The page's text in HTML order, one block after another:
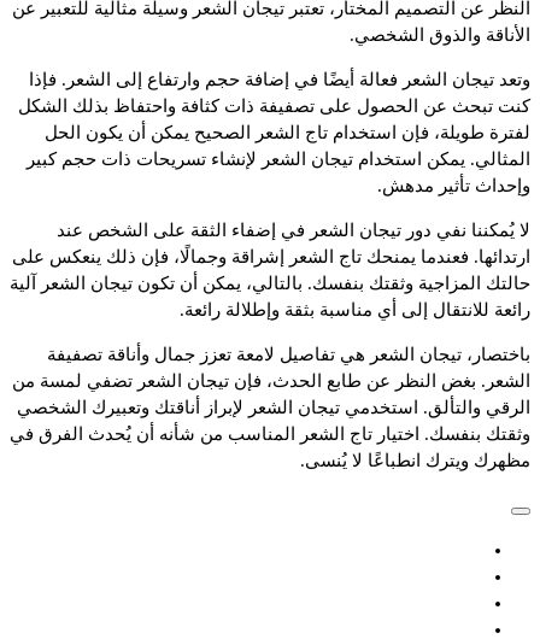
النظر عن التصميم المختار، تعتبر تيجان الشعر وسيلة مثالية للتعبير عن
الأناقة والذوق الشخصي.
وتعد تيجان الشعر فعالة أيضًا في إضافة حجم وارتفاع إلى الشعر. فإذا
كنت تبحث عن الحصول على تصفيفة ذات كثافة واحتفاظ بذلك الشكل
لفترة طويلة، فإن استخدام تاج الشعر الصحيح يمكن أن يكون الحل
المثالي. يمكن استخدام تيجان الشعر لإنشاء تسريحات ذات حجم كبير
وإحداث تأثير مدهش.
لا يُمكننا نفي دور تيجان الشعر في إضفاء الثقة على الشخص عند
ارتدائها. فعندما يمنحك تاج الشعر إشراقة وجمالًا، فإن ذلك ينعكس على
حالتك المزاجية وثقتك بنفسك. بالتالي، يمكن أن تكون تيجان الشعر آلية
رائعة للانتقال إلى أي مناسبة بثقة وإطلالة رائعة.
باختصار، تيجان الشعر هي تفاصيل لامعة تعزز جمال وأناقة تصفيفة
الشعر. بغض النظر عن طابع الحدث، فإن تيجان الشعر تضفي لمسة من
الرقي والتألق. استخدمي تيجان الشعر لإبراز أناقتك وتعبيرك الشخصي
وثقتك بنفسك. اختيار تاج الشعر المناسب من شأنه أن يُحدث الفرق في
مظهرك ويترك انطباعًا لا يُنسى.